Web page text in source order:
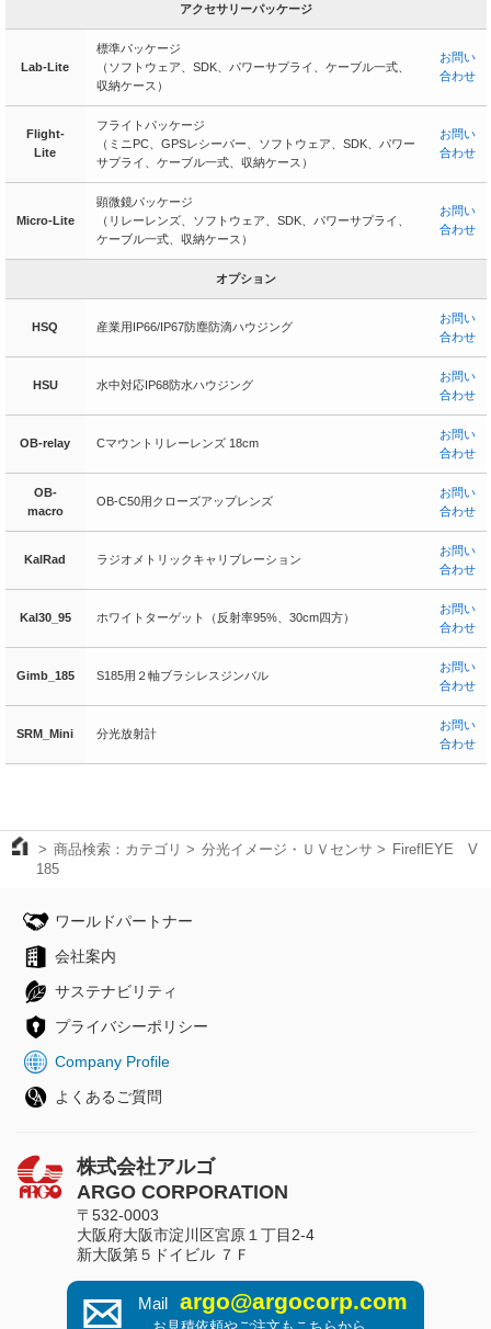
アクセサリーパッケージ
Lab-Lite
標準パッケージ
（ソフトウェア、SDK、パワーサプライ、ケーブル一式、
収納ケース）
お問い
合わせ
Flight-
Lite
フライトパッケージ
（ミニPC、GPSレシーバー、ソフトウェア、SDK、パワー
サプライ、ケーブル一式、収納ケース）
お問い
合わせ
Micro-Lite
顕微鏡パッケージ
（リレーレンズ、ソフトウェア、SDK、パワーサプライ、
ケーブル一式、収納ケース）
お問い
合わせ
オプション
HSQ 産業用IP66/IP67防塵防滴ハウジング
お問い
合わせ
HSU 水中対応IP68防水ハウジング
お問い
合わせ
OB-relay Cマウントリレーレンズ 18cm
お問い
合わせ
OB-
macro
OB-C50用クローズアップレンズ
お問い
合わせ
KalRad ラジオメトリックキャリブレーション
お問い
合わせ
Kal30_95 ホワイトターゲット（反射率95%、30cm四方）
お問い
合わせ
Gimb_185 S185用２軸ブラシレスジンバル
お問い
合わせ
SRM_Mini 分光放射計
お問い
合わせ
商品検索：カテゴリ 分光イメージ・ＵＶセンサ
FireflEYE V
185
ワールドパートナー
会社案内
サステナビリティ
プライバシーポリシー
Company Profile
よくあるご質問
株式会社アルゴ
ARGO CORPORATION
〒532-0003
大阪府大阪市淀川区宮原１丁目2-4
新大阪第５ドイビル ７Ｆ
Mail argo@argocorp.com